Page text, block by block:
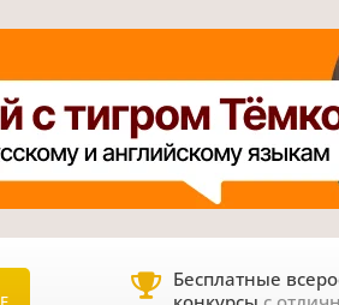
Бесплатные